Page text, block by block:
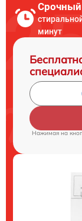
минут
Нажимая на